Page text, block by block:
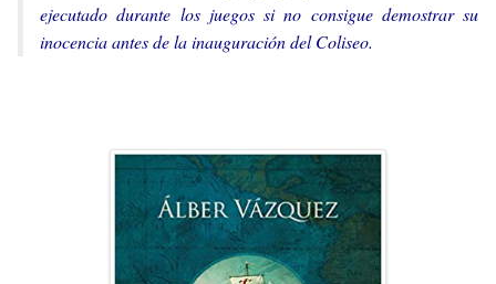
ejecutado durante los juegos si no consigue demostrar su
inocencia antes de la inauguración del Coliseo.